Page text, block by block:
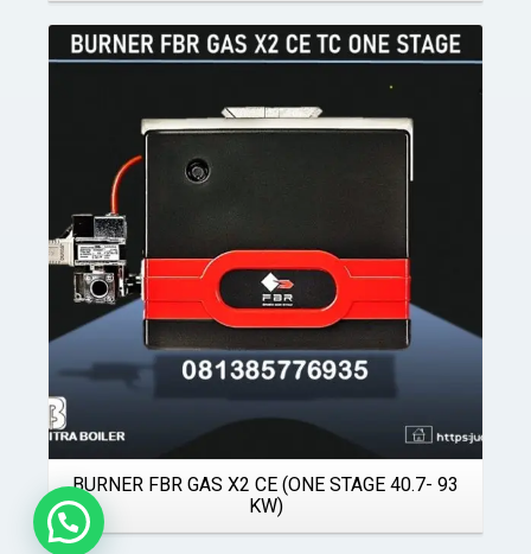
BURNER FBR GAS X2 CE (ONE STAGE 40.7- 93
KW)